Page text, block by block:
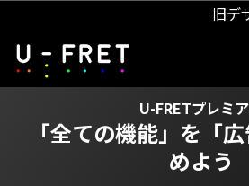
旧デ
U-FRETプレミ
「全ての機能」を 「
めよう